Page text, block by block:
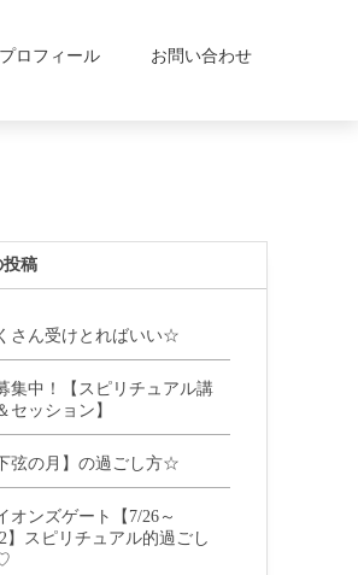
プロフィール お問い合わせ
投稿
さん受けとればいい☆
集中！【スピリチュアル講
セッション】
弦の月】の過ごし方☆
オンズゲート【7/26～
】スピリチュアル的過ごし